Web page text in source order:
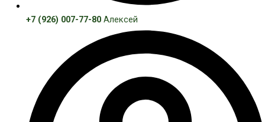
+7 (926) 007-77-80Алексей